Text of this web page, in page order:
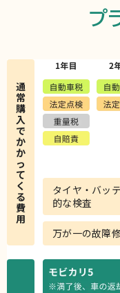
プ
通
常
購
入
で
か
か
っ
て
く
る
費
用
タイヤ・バッ
的な検査
万が一の故障